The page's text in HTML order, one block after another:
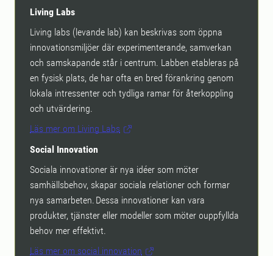
Living Labs
Living labs (levande lab) kan beskrivas som öppna
innovationsmiljöer där experimenterande, samverkan
och samskapande står i centrum. Labben etableras på
en fysisk plats, de har ofta en bred förankring genom
lokala intressenter och tydliga ramar för återkoppling
och utvärdering.
Läs mer om Living Labs
Social Innovation
Sociala innovationer är nya idéer som möter
samhällsbehov, skapar sociala relationer och formar
nya samarbeten. Dessa innovationer kan vara
produkter, tjänster eller modeller som möter ouppfyllda
behov mer effektivt.
Läs mer om social innovation